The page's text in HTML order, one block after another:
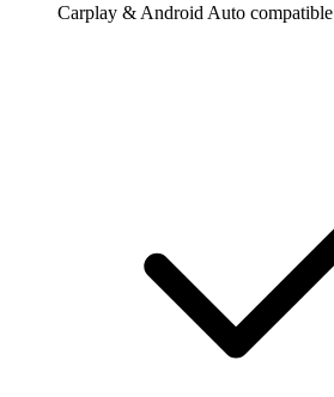
Carplay & Android Auto compatible